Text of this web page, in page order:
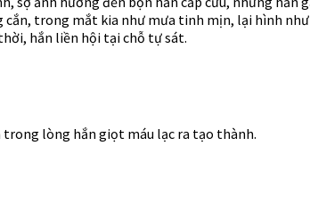
trong mắt kia như mưa tinh mịn, lại hình
hắn liền hội tại chỗ tự sát.
trong lòng hắn giọt máu lạc ra tạo thành.